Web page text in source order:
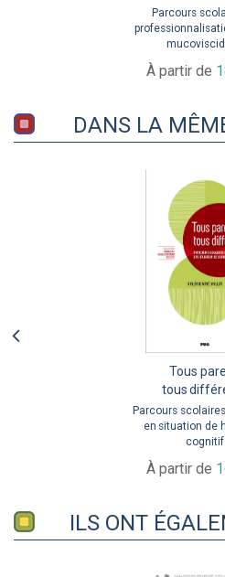
Parcours
À partir de
DANS LA
Tous
tous
Parcours
en situation de
cognitif
À partir de
ILS ONT